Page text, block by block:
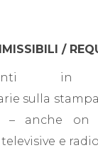
/
in
sulla
– anche
e